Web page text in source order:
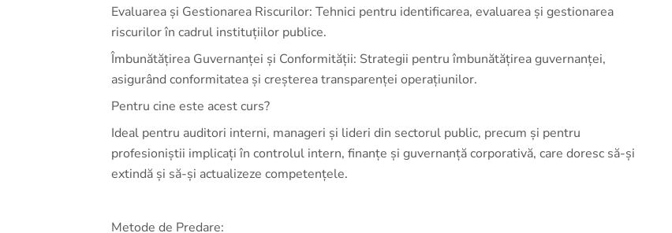
Evaluarea și Gestionarea Riscurilor: Tehnici pentru identificarea, evaluarea și gestionarea
riscurilor în cadrul instituțiilor publice.
Îmbunătățirea Guvernanței și Conformității: Strategii pentru îmbunătățirea guvernanței,
asigurând conformitatea și creșterea transparenței operațiunilor.
Pentru cine este acest curs?
Ideal pentru auditori interni, manageri și lideri din sectorul public, precum și pentru
profesioniștii implicați în controlul intern, finanțe și guvernanță corporativă, care doresc să-și
extindă și să-și actualizeze competențele.
Metode de Predare: